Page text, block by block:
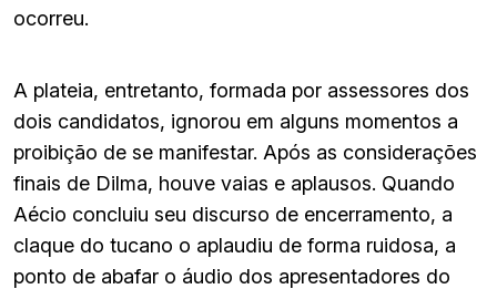
ocorreu.
A plateia, entretanto, formada por assessores dos
dois candidatos, ignorou em alguns momentos a
proibição de se manifestar. Após as considerações
finais de Dilma, houve vaias e aplausos. Quando
Aécio concluiu seu discurso de encerramento, a
claque do tucano o aplaudiu de forma ruidosa, a
ponto de abafar o áudio dos apresentadores do